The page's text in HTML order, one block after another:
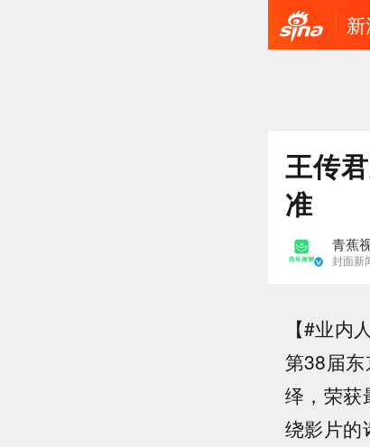
王传
准
青蕉
封面新
【#业
第38届
绎，荣获
绕影片的